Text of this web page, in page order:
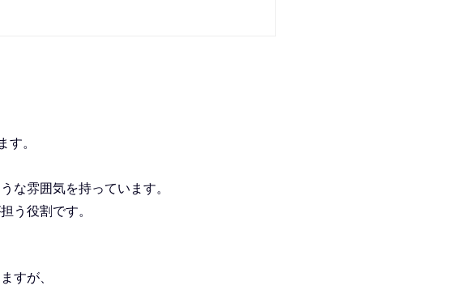
。
な雰囲気を持っています。
う役割です。
すが、